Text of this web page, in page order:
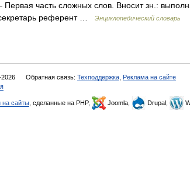
часть сложных слов. Вносит зн.:
референт …
Энциклопедический словарь
Обратная связь: Техподдержка Реклама на сайте
на сайты , сделанные на PHP, Joomla, Drupal,